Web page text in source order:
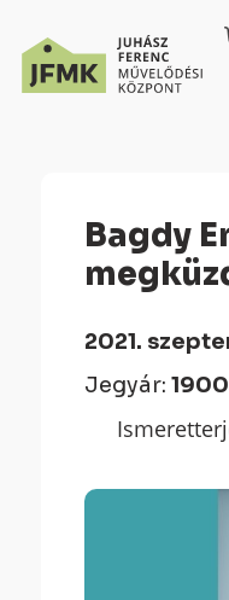
Bagdy Emőke – Boldogság, egészség, lelkierő,
2021.
Jegyár: